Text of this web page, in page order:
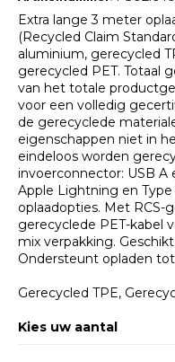
Extra lange 3 meter
(Recycled Claim
aluminium, gerecycled
gerecycled PET. Totaal
van het totale
voor een volledig
de gerecyclede
eigenschappen niet in
eindeloos worden
invoerconnector: USB A
Apple Lightning en
oplaadopties. Met
gerecyclede PET-kabel
mix verpakking.
Ondersteunt opladen tot
Gerecycled TPE,
Kies uw aantal